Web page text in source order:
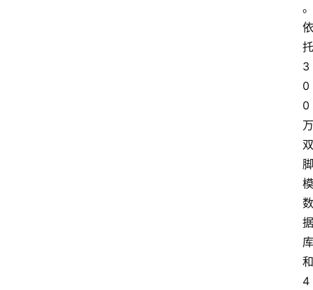
。
依
托
3
0
0
万
双
脚
模
数
据
库
和
4